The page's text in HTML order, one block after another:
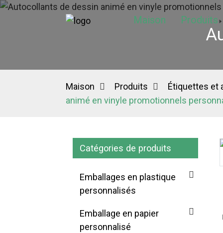
Maison Produits
Maison Produits Étiquettes et
animé en vinyle promotionnels
Catégories de produits
Emballages en plastique
personnalisés
Emballage en papier
personnalisé